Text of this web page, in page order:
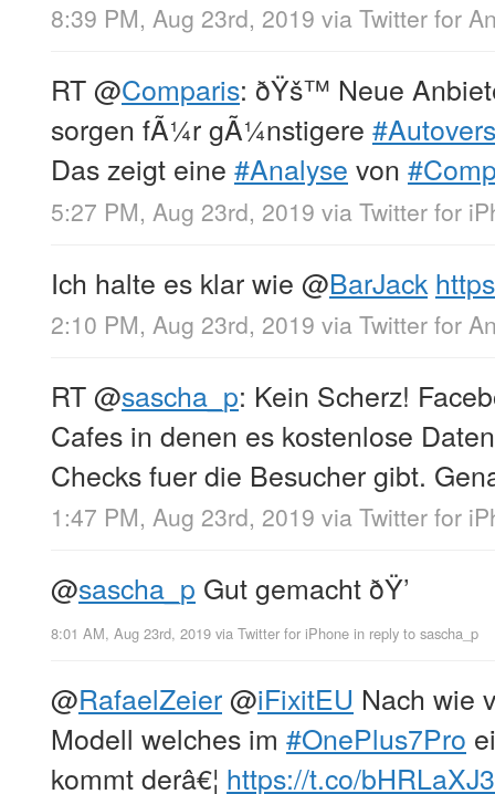
8:39 PM, Aug 23rd, 2019 via Twitter for
RT@Comparis: ðŸš™ Neue
sorgen fÃ¼r gÃ¼nstigere
Das zeigt eine #Analyse von
5:27 PM, Aug 23rd, 2019 via Twitter for
Ich halte es klar wie @BarJack
2:10 PM, Aug 23rd, 2019 via Twitter for
RT@sascha_p: Kein Scherz!
Cafes in denen es kostenlose
Checks fuer die Besucher gibt.
1:47 PM, Aug 23rd, 2019 via Twitter for
@sascha_p Gut gemacht ðŸ’
8:01 AM, Aug 23rd, 2019 via Twitter for iPhone in reply to sascha_p
@RafaelZeier@iFixitEU Nach wie
Modell welches im #OnePlus7Pro
kommt derâ€¦ https://t.co/